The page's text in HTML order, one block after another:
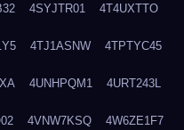
4SYJTR01 4T4UXTTO
4TJ1ASNW 4TPTYC45
4UNHPQM1 4URT243L
4VNW7KSQ 4W6ZE1F7